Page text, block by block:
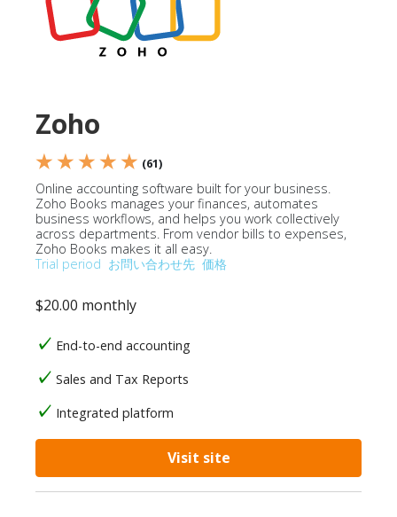
Zoho
★ ★ ★ ★ ★ (61)
Online accounting software built for your business.
Zoho Books manages your finances, automates
business workflows, and helps you work collectively
across departments. From vendor bills to expenses,
Zoho Books makes it all easy.
Trial period お問い合わせ先 価格
$20.00 monthly
End-to-end accounting
Sales and Tax Reports
Integrated platform
Visit site